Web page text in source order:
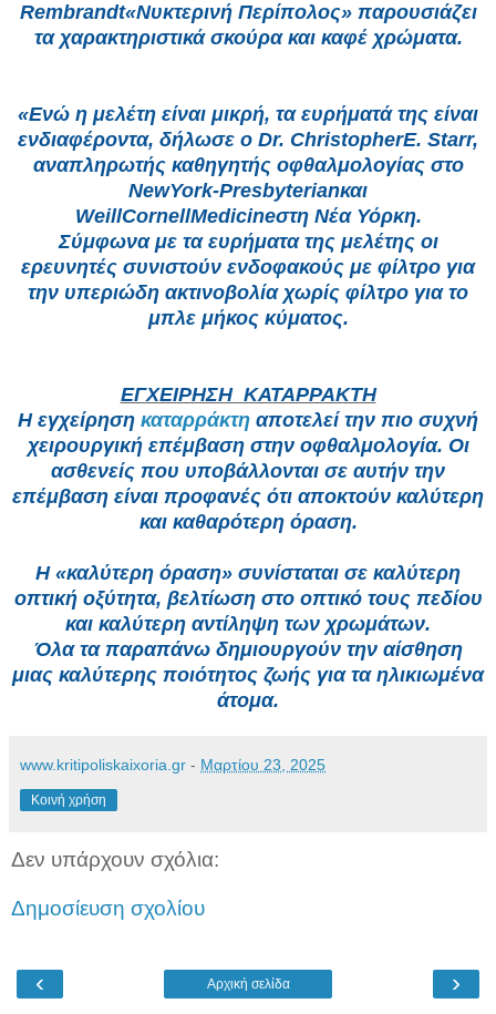
Rembrandt«Νυκτερινή Περίπολος» παρουσιάζει
τα χαρακτηριστικά σκούρα και καφέ χρώματα.
«Ενώ η μελέτη είναι μικρή, τα ευρήματά της είναι
ενδιαφέροντα, δήλωσε ο Dr. ChristopherE. Starr,
αναπληρωτής καθηγητής οφθαλμολογίας στο
NewYork-Presbyterianκαι
WeillCornellMedicineστη Νέα Υόρκη.
Σύμφωνα με τα ευρήματα της μελέτης οι
ερευνητές συνιστούν ενδοφακούς με φίλτρο για
την υπεριώδη ακτινοβολία χωρίς φίλτρο για το
μπλε μήκος κύματος.
ΕΓΧΕΙΡΗΣΗ ΚΑΤΑΡΡΑΚΤΗ
Η εγχείρηση καταρράκτη αποτελεί την πιο συχνή
χειρουργική επέμβαση στην οφθαλμολογία. Οι
ασθενείς που υποβάλλονται σε αυτήν την
επέμβαση είναι προφανές ότι αποκτούν καλύτερη
και καθαρότερη όραση.
Η «καλύτερη όραση» συνίσταται σε καλύτερη
οπτική οξύτητα, βελτίωση στο οπτικό τους πεδίου
και καλύτερη αντίληψη των χρωμάτων.
Όλα τα παραπάνω δημιουργούν την αίσθηση
μιας καλύτερης ποιότητος ζωής για τα ηλικιωμένα
άτομα.
www.kritipoliskaixoria.gr - Μαρτίου 23, 2025
Κοινή χρήση
Δεν υπάρχουν σχόλια:
Δημοσίευση σχολίου
‹ ›
Αρχική σελίδα